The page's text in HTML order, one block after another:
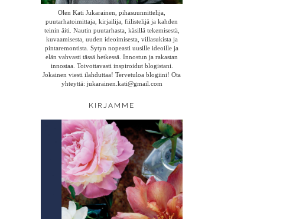
Olen Kati Jukarainen, pihasuunnittelija,
puutarhatoimittaja, kirjailija, fiilistelijä ja kahden
teinin äiti. Nautin puutarhasta, käsillä tekemisestä,
kuvaamisesta, uuden ideoimisesta, villasukista ja
pintaremontista. Sytyn nopeasti uusille ideoille ja
elän vahvasti tässä hetkessä. Innostun ja rakastan
innostaa. Toivottavasti inspiroidut blogistani.
Jokainen viesti ilahduttaa! Tervetuloa blogiini! Ota
yhteyttä: jukarainen.kati@gmail.com
KIRJAMME